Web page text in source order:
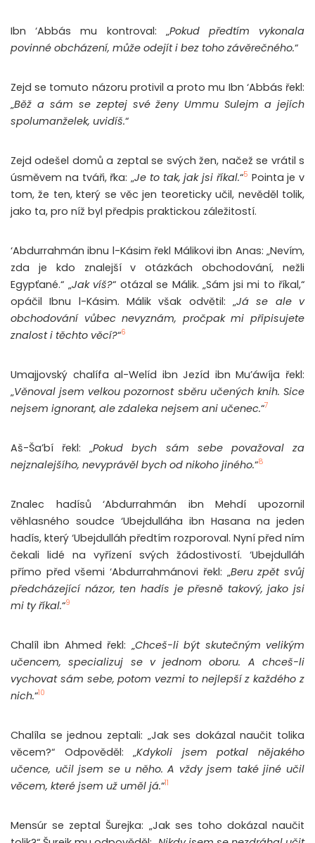
Ibn ‘Abbás mu kontroval: „Pokud předtím vykonala
povinné obcházení, může odejít i bez toho závěrečného.“
Zejd se tomuto názoru protivil a proto mu Ibn ‘Abbás řekl:
„Běž a sám se zeptej své ženy Ummu Sulejm a jejích
spolumanželek, uvidíš.“
Zejd odešel domů a zeptal se svých žen, načež se vrátil s
úsměvem na tváři, řka: „Je to tak, jak jsi říkal.“5 Pointa je v
tom, že ten, který se věc jen teoreticky učil, nevěděl tolik,
jako ta, pro níž byl předpis praktickou záležitostí.
‘Abdurrahmán ibnu l-Kásim řekl Málikovi ibn Anas: „Nevím,
zda je kdo znalejší v otázkách obchodování, nežli
Egypťané.“ „Jak víš?“ otázal se Málik. „Sám jsi mi to říkal,“
opáčil Ibnu l-Kásim. Málik však odvětil: „Já se ale v
obchodování vůbec nevyznám, pročpak mi připisujete
znalost i těchto věcí?“6
Umajjovský chalífa al-Welíd ibn Jezíd ibn Mu’áwíja řekl:
„Věnoval jsem velkou pozornost sběru učených knih. Sice
nejsem ignorant, ale zdaleka nejsem ani učenec.“7
Aš-Ša’bí řekl: „Pokud bych sám sebe považoval za
nejznalejšího, nevyprávěl bych od nikoho jiného.“8
Znalec hadísů ‘Abdurrahmán ibn Mehdí upozornil
věhlasného soudce ‘Ubejdulláha ibn Hasana na jeden
hadís, který ‘Ubejdulláh předtím rozporoval. Nyní před ním
čekali lidé na vyřízení svých žádostivostí. ‘Ubejdulláh
přímo před všemi ‘Abdurrahmánovi řekl: „Beru zpět svůj
předcházející názor, ten hadís je přesně takový, jako jsi
mi ty říkal.“9
Chalíl ibn Ahmed řekl: „Chceš-li být skutečným velikým
učencem, specializuj se v jednom oboru. A chceš-li
vychovat sám sebe, potom vezmi to nejlepší z každého z
nich.“10
Chalíla se jednou zeptali: „Jak ses dokázal naučit tolika
věcem?“ Odpověděl: „Kdykoli jsem potkal nějakého
učence, učil jsem se u něho. A vždy jsem také jiné učil
věcem, které jsem už uměl já.“11
Mensúr se zeptal Šurejka: „Jak ses toho dokázal naučit